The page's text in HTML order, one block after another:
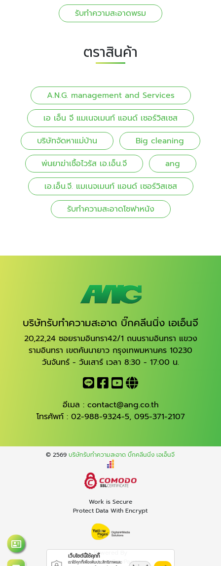
รับทำความสะอาดพรม
ตราสินค้า
A.N.G. management and Services
เอ เอ็น จี แมเนจเมนท์ แอนด์ เซอร์วิสเซส
บริษัทจัดหาแม่บ้าน
Big cleaning
พ่นยาฆ่าเชื้อไวรัส เอ.เอ็น.จี
ang
เอ.เอ็น.จี. แมเนจเมนท์ แอนด์ เซอร์วิสเซส
รับทําความสะอาดโซฟาหนัง
บริษัทรับทำความสะอาด บิ๊กคลีนนิ่ง เอเอ็นจี
20,22,24 ซอยรามอินทรา42/1 ถนนรามอินทรา แขวง
รามอินทรา เขตคันนายาว กรุงเทพมหานคร 10230
วันจันทร์ - วันเสาร์ เวลา 8:30 - 17:00 น.
อีเมล : contact@ang.co.th
โทรศัพท์ : 02-988-9324-5, 095-371-2107
© 2569บริษัทรับทำความสะอาด บิ๊กคลีนนิ่ง เอเอ็นจี
Work is Secure
Protect Data With Encrypt
Powered By
Thailand YellowPages
เว็บไซต์นี้ใช้คุกกี้
เราใช้คุกกี้เพื่อเพิ่มประสิทธิภาพและ